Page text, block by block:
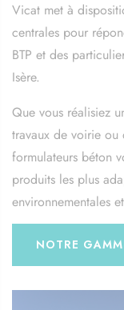
Vicat met à
centrales pour
BTP et des
Isère.
Que vous réalisiez
travaux de voirie ou
formulateurs béton
produits les plus
environnementales
NOTRE